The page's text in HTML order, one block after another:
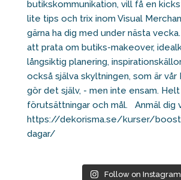
Follow on Instagram